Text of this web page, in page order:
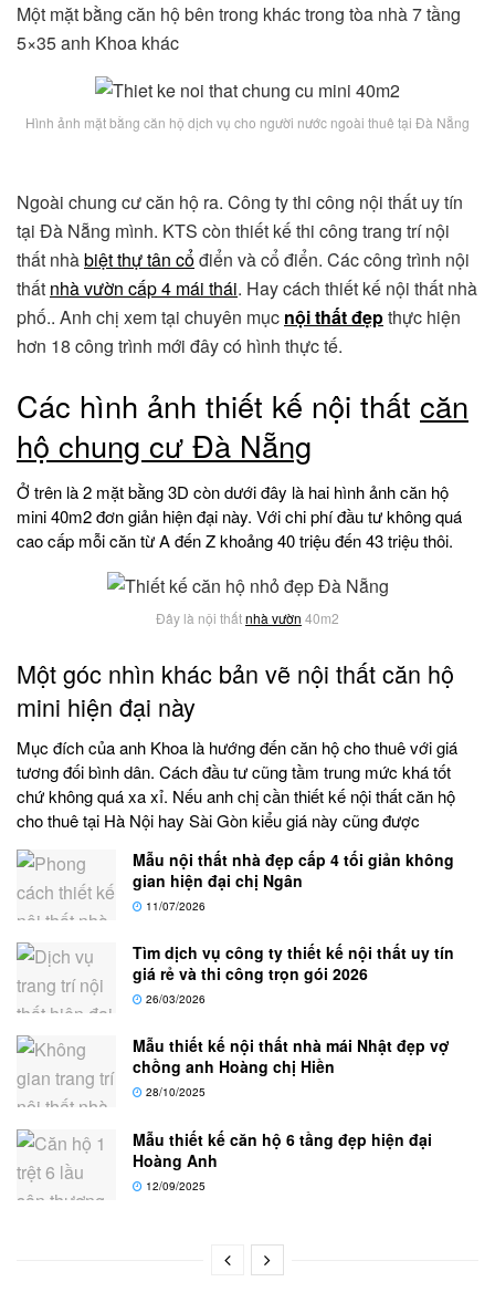
Một mặt bằng căn hộ bên trong khác trong tòa nhà 7 tầng
5×35 anh Khoa khác
Hình ảnh mặt bằng căn hộ dịch vụ cho người nước ngoài thuê tại Đà Nẵng
Ngoài chung cư căn hộ ra. Công ty thi công nội thất uy tín
tại Đà Nẵng mình. KTS còn thiết kế thi công trang trí nội
thất nhàbiệt thự tân cổđiển và cổ điển. Các công trình nội
thất nhà vườn cấp 4 mái thái. Hay cách thiết kế nội thất nhà
phố.. Anh chị xem tại chuyên mục nội thất đẹpthực hiện
hơn 18 công trình mới đây có hình thực tế.
Các hình ảnh thiết kế nội thất căn
hộ chung cư Đà Nẵng
Ở trên là 2 mặt bằng 3D còn dưới đây là hai hình ảnh căn hộ
mini 40m2 đơn giản hiện đại này. Với chi phí đầu tư không quá
cao cấp mỗi căn từ A đến Z khoảng 40 triệu đến 43 triệu thôi.
Đây là nội thấtnhà vườn 40m2
Một góc nhìn khác bản vẽ nội thất căn hộ
mini hiện đại này
Mục đích của anh Khoa là hướng đến căn hộ cho thuê với giá
tương đối bình dân. Cách đầu tư cũng tầm trung mức khá tốt
chứ không quá xa xỉ. Nếu anh chị cần thiết kế nội thất căn hộ
cho thuê tại Hà Nội hay Sài Gòn kiểu giá này cũng được
Mẫu nội thất nhà đẹp cấp 4 tối giản không
gian hiện đại chị Ngân
11/07/2026
Tìm dịch vụ công ty thiết kế nội thất uy tín
giá rẻ và thi công trọn gói 2026
26/03/2026
Mẫu thiết kế nội thất nhà mái Nhật đẹp vợ
chồng anh Hoàng chị Hiền
28/10/2025
Mẫu thiết kế căn hộ 6 tầng đẹp hiện đại
Hoàng Anh
12/09/2025